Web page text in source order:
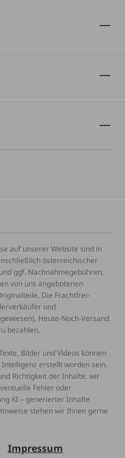
auf unserer Website sind in
österreichischer
ggf. Nachnahmegebühren,
von uns angebotenen
Die Frachtfrei-
und
Heute-Noch-Versand
bezahlen.
Bilder und Videos können
erstellt worden sein.
Richtigkeit der Inhalte, wir
Fehler oder
KI – generierter Inhalte
stehen wir Ihnen gerne
Impressum